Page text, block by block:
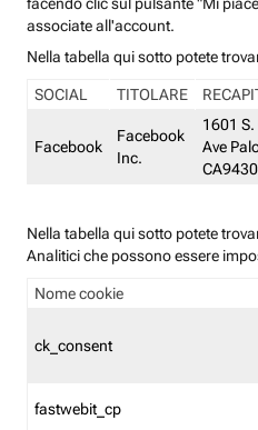
associate all'account.
Nella tabella qui sotto potete
SOCIAL TITOLARE
Facebook
Facebook
Inc.
1601
Ave
Nella tabella qui sotto potete
Analitici che possono essere
Nome cookie
ck_consent
fastwebit_cp